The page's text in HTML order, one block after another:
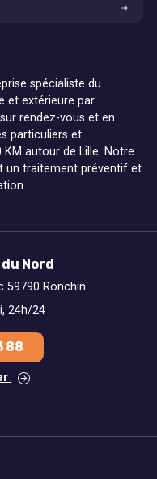
spécialiste du
et extérieure par
rendez-vous et en
particuliers et
autour de Lille. Notre
un traitement préventif et
Nord
59790 Ronchin
24h/24
88